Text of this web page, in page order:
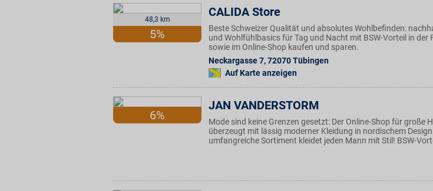
48,3 km
5%
CALIDA Store
Beste Schweizer Qualität und absolutes Wohlbefinden:
und Wohlfühlbasics für Tag und Nacht mit BSW-Vorteil in der
sowie im Online-Shop kaufen und sparen.
Neckargasse 7,72070Tübingen
Auf Karte anzeigen
6%
JAN VANDERSTORM
Mode sind keine Grenzen gesetzt: Der Online-Shop für große
überzeugt mit lässig moderner Kleidung in nordischem
umfangreiche Sortiment kleidet jeden Mann mit Stil! BSW-